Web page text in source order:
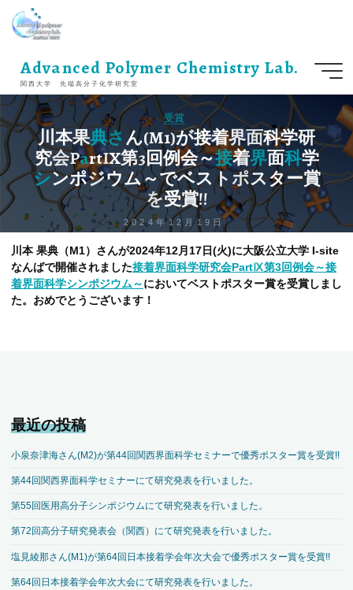
ス
キ
ッ
プ
Advanced Polymer Chemistry Lab.
関西大学 先端高分子化学研究室
受賞
川 本果典さん(M1)が接着界面科学研
究会PartIX第3回例会～接着界面科学
シンポジウム～でベストポスター賞
を受賞!!
2024年12月19日
川本 果典（M1）さんが2024年12月17日(火)に大阪公立大学 I-site
なんばで開催されました接着界面科学研究会PartⅨ第3回例会～接
着界面科学シンポジウム～ においてベストポスター賞を受賞しまし
た。おめでとうございます！
最近の投稿
小泉奈津海さん(M2)が第44回関西界面科学セミナーで優秀ポスター賞を受賞!!
第44回関西界面科学セミナーにて研究発表を行いました。
第55回医用高分子シンポジウムにて研究発表を行いました。
第72回高分子研究発表会（関西）にて研究発表を行いました。
塩見綾那さん(M1)が第64回日本接着学会年次大会で優秀ポスター賞を受賞!!
第64回日本接着学会年次大会にて研究発表を行いました。